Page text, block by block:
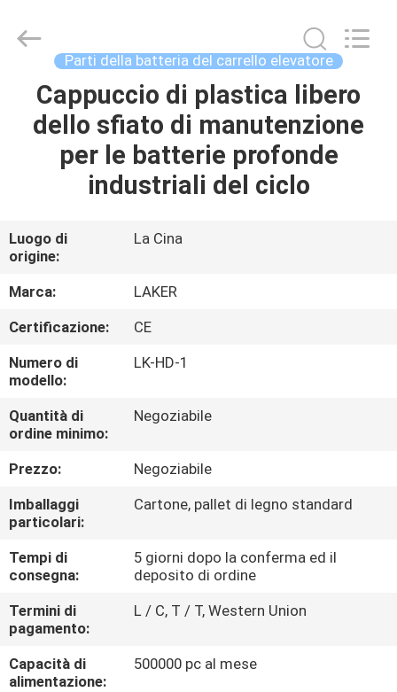
CASA
PRODOTTI
SIAMO
FATORY
TOUR
CONTROLLO
DI
QUALITÀ
CONTATTACI
NOTIZIE
MAPPA
DEL
SITO
LAKER
AUTOPARTS
CO.,LIMITED.
Reserved.
Parti della batteria del carrello elevatore
Cappuccio di plastica libero
dello sfiato di manutenzione
per le batterie profonde
industriali del ciclo
Luogo di
origine:
La Cina
Marca:
LAKER
Certificazione:
CE
Numero di
modello:
LK-HD-1
Quantità di
ordine minimo:
Negoziabile
Prezzo:
Negoziabile
Imballaggi
particolari:
Cartone, pallet di legno standard
Tempi di
consegna:
5 giorni dopo la conferma ed il
deposito di ordine
Termini di
pagamento:
L / C, T / T, Western Union
Capacità di
alimentazione:
500000 pc al mese